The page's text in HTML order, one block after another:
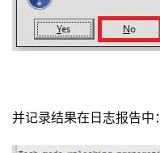
并记录结果在日志报告中：